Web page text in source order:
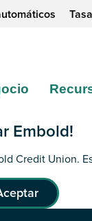
Embold!
Credit Union.